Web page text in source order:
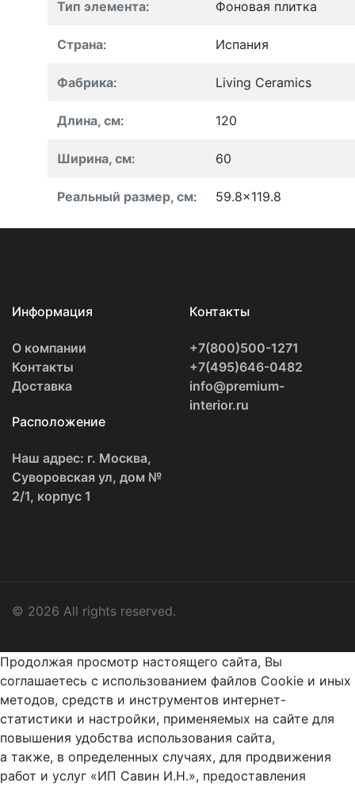
Тип элемента: Фоновая плитка
Страна: Испания
Фабрика: Living Ceramics
Длина, см: 120
Ширина, см: 60
Реальный размер, см: 59.8x119.8
Информация
О компании
Контакты
Доставка
Контакты
+7(800)500-1271
+7(495)646-0482
info@premium-
interior.ru
Расположение
Наш адрес: г. Москва,
Суворовская ул, дом №
2/1, корпус 1
© 2026 All rights reserved.
Продолжая просмотр настоящего сайта, Вы
соглашаетесь с использованием файлов Cookie и иных
методов, средств и инструментов интернет-
статистики и настройки, применяемых на сайте для
повышения удобства использования сайта,
а также, в определенных случаях, для продвижения
работ и услуг «ИП Савин И.Н.», предоставления